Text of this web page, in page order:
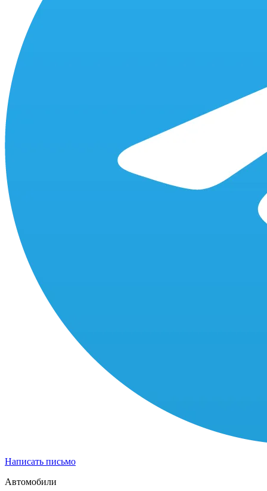
Написать письмо
Автомобили